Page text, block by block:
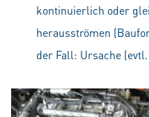
kontinuierlich oder
herausströmen
der Fall: Ursache